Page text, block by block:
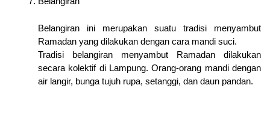
Belangiran ini merupakan suatu tradisi menyambut
Ramadan yang dilakukan dengan cara mandi suci.
Tradisi belangiran menyambut Ramadan dilakukan
secara kolektif di Lampung. Orang-orang mandi dengan
air langir, bunga tujuh rupa, setanggi, dan daun pandan.